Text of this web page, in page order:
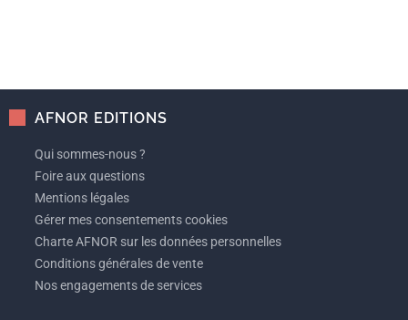
AFNOR EDITIONS
Qui sommes-nous ?
Foire aux questions
Mentions légales
Gérer mes consentements cookies
Charte AFNOR sur les données personnelles
Conditions générales de vente
Nos engagements de services